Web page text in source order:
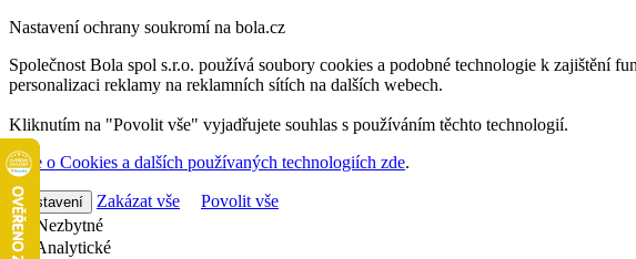
Nastavení ochrany soukromí na bola.cz
Společnost Bola spol s.r.o. používá soubory cookies a podobné technologie k zajištění
personalizaci reklamy na reklamních sítích na dalších webech.
Kliknutím na "Povolit vše" vyjadřujete souhlas s používáním těchto technologií.
Více o Cookies a dalších používaných technologiích zde.
Nastavení Zakázat vše
Povolit vše
Nezbytné
Analytické